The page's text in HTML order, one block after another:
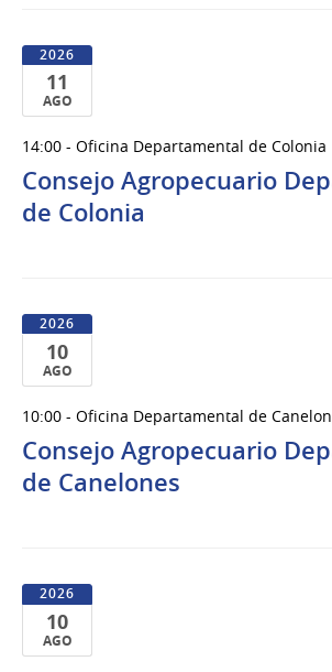
2026
11
AGO
de
Ago
del
14:00 - Oficina Departamental de Colonia
Consejo Agropecuario
de Colonia
2026
10
AGO
de
Ago
del
10:00 - Oficina Departamental de
Consejo Agropecuario
de Canelones
2026
10
AGO